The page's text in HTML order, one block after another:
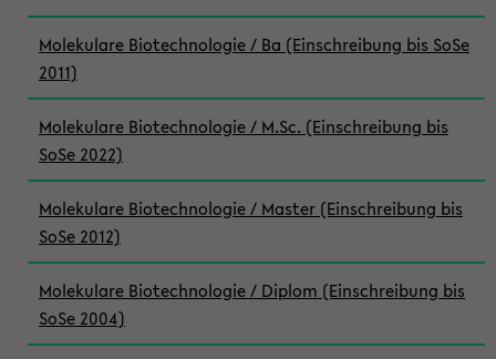
Molekulare Biotechnologie / Ba (Einschreibung bis SoSe
2011)
Molekulare Biotechnologie / M.Sc. (Einschreibung bis
SoSe 2022)
Molekulare Biotechnologie / Master (Einschreibung bis
SoSe 2012)
Molekulare Biotechnologie / Diplom (Einschreibung bis
SoSe 2004)